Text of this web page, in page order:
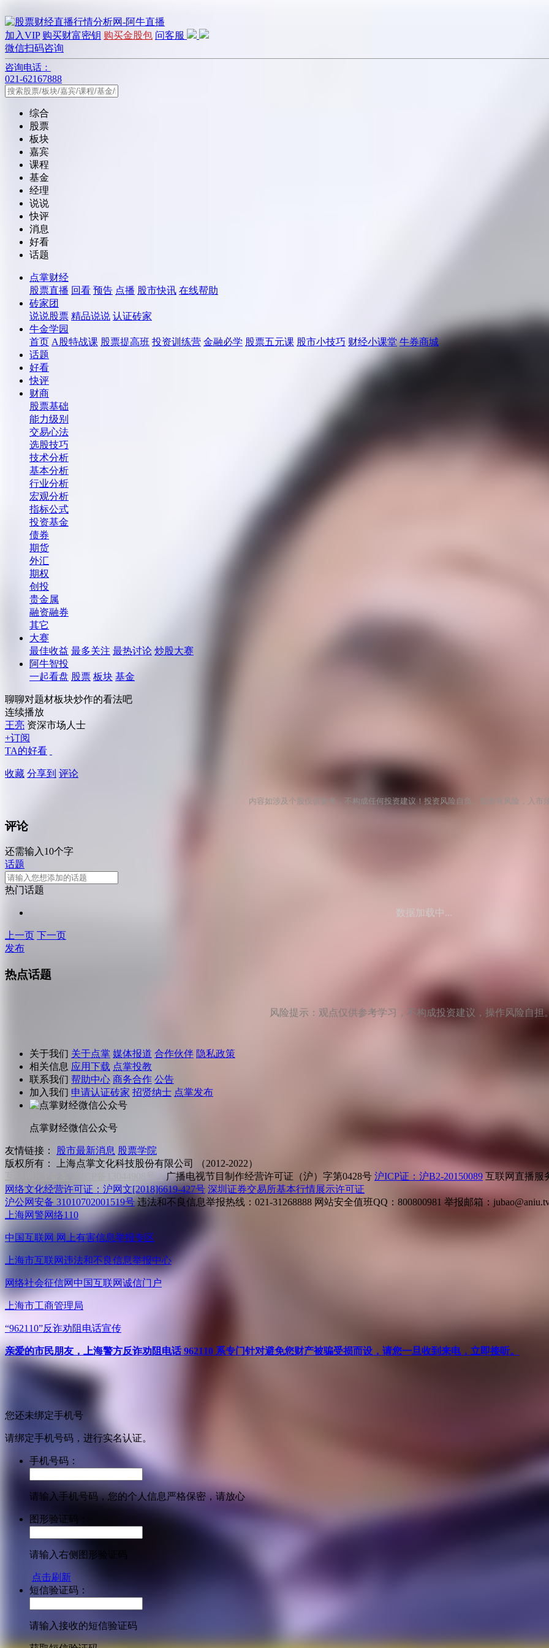
加入VIP 购买财富密钥 购买金股包 问客服
微信扫码咨询
咨询电话：
021-62167888
综合
股票
板块
嘉宾
课程
基金
经理
说说
快评
消息
好看
话题
点掌财经
股票直播 回看 预告 点播 股市快讯 在线帮助
砖家团
说说股票 精品说说 认证砖家
牛金学园
首页 A股特战课 股票提高班 投资训练营 金融必学 股票五元课 股市小技巧 财经小课堂 牛券商城
话题
好看
快评
财商
股票基础
能力级别
交易心法
选股技巧
技术分析
基本分析
行业分析
宏观分析
指标公式
投资基金
债券
期货
外汇
期权
创投
贵金属
融资融券
其它
大赛
最佳收益 最多关注 最热讨论 炒股大赛
阿牛智投
一起看盘 股票 板块 基金
聊聊对题材板块炒作的看法吧
连续播放
王亮 资深市场人士
+订阅
TA的好看
收藏 分享到 评论
内容如涉及个股仅供参考，不构成任何投资建议！投资风险自负。投资有风险，入市
评论
还需输入10个字
话题
热门话题
数据加载中...
上一页 下一页
发布
热点话题
风险提示：观点仅供参考学习，不构成投资建议，操作风险自担
关于我们 关于点掌 媒体报道 合作伙伴 隐私政策
相关信息 应用下载 点掌投教
联系我们 帮助中心 商务合作 公告
加入我们 申请认证砖家 招贤纳士 点掌发布
点掌财经微信公众号
友情链接： 股市最新消息 股票学院
版权所有：
上海点掌文化科技股份有限公司 （2012-2022）
互联网ICP备案 沪ICP备13044908号-1
广播电视节目制作经营许可证（沪）字第0428号 沪ICP证：沪B2-20150089 互联网直播服
网络文化经营许可证：沪网文[2018]6619-427号 深圳证券交易所基本行情展示许可证
沪公网安备 31010702001519号 违法和不良信息举报热线：021-31268888 网站安全值班QQ：800800981 举报邮箱：
上海网警网络110
中国互联网 网上有害信息举报专区
上海市互联网违法和不良信息举报中心
网络社会征信网中国互联网诚信门户
上海市工商管理局
“962110”反诈劝阻电话宣传
亲爱的市民朋友，上海警方反诈劝阻电话 962110 系专门针对避免您财产被骗受损而设，请您一旦收到来电，立即接听。
您还未绑定手机号
请绑定手机号码，进行实名认证。
手机号码：
请输入手机号码，您的个人信息严格保密，请放心
图形验证码：
请输入右侧图形验证码
点击刷新
短信验证码：
请输入接收的短信验证码